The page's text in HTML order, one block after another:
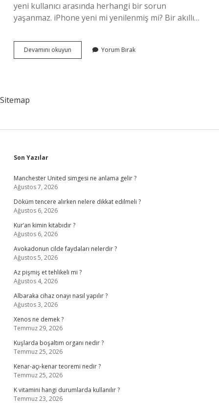
yeni kullanıcı arasında herhangi bir sorun
yaşanmaz. iPhone yeni mi yenilenmiş mi? Bir akıllı…
Devamını okuyun Yenilenmiş
Iphone
Yorum Bırak
Sitemap
Sidebar
Son Yazılar
Manchester United simgesi ne anlama gelir ?
Ağustos 7, 2026
Döküm tencere alırken nelere dikkat edilmeli ?
Ağustos 6, 2026
Kur’an kimin kitabıdır ?
Ağustos 6, 2026
Avokadonun cilde faydaları nelerdir ?
Ağustos 5, 2026
Az pişmiş et tehlikeli mi ?
Ağustos 4, 2026
Albaraka cihaz onayı nasıl yapılır ?
Ağustos 3, 2026
Xenos ne demek ?
Temmuz 29, 2026
Kuşlarda boşaltım organı nedir ?
Temmuz 25, 2026
Kenar-açı-kenar teoremi nedir ?
Temmuz 25, 2026
K vitamini hangi durumlarda kullanılır ?
Temmuz 23, 2026